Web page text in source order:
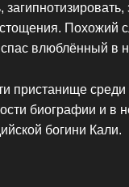
Похожий
влюблённый в
пристанище
биографии и в
богини Кали.